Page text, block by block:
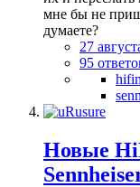
мне бы не
думаете?
27
95
Новые